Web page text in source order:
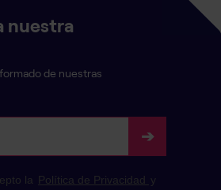
nuestra
de nuestras